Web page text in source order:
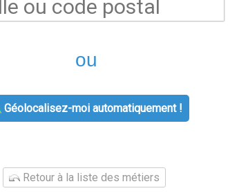
ou
Géolocalisez-moi automatiquement !
Retour à la liste des métiers